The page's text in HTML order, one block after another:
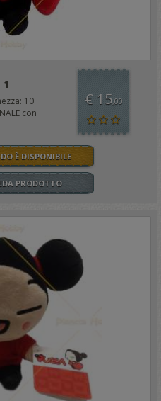
10
con
€ 15,00
È DISPONIBILE
PRODOTTO